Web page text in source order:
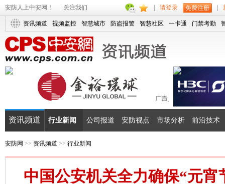
安防人上中安网！ 关注我们 请登录 免费注册
资讯频道 视频监控 智慧城市 防盗报警 智慧社区 一卡通 门禁考勤
资讯频道 行业新闻 公司报道 安防视点 市场分析 前沿技术
安防网 >> 资讯频道 >> 行业新闻
中国公安机关全力确保“元宵